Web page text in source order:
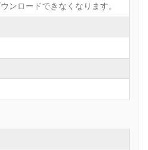
ンロードできなくなります。